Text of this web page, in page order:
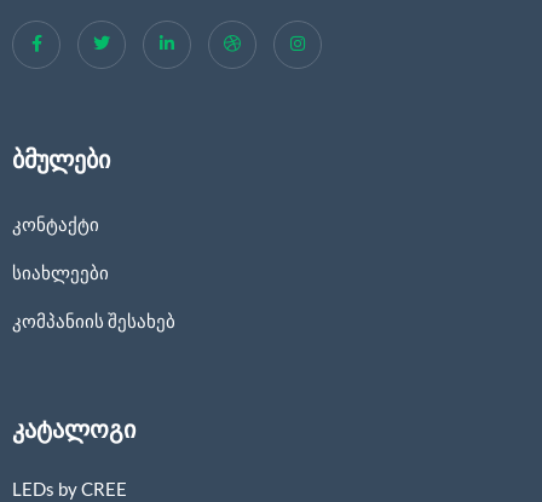
ბმულები
კონტაქტი
სიახლეები
კომპანიის შესახებ
კატალოგი
LEDs by CREE